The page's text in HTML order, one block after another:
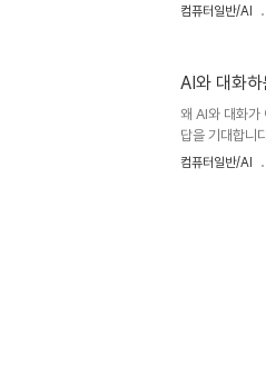
질이 결과를 결
이 아니라 사고
존 검색 방식과
만 ..
컴퓨터일반/AI
AI와 대화
왜 AI와 대화가
답을 기대합니
판단합니다. 그
맥락 부족 문
컴퓨터일반/AI